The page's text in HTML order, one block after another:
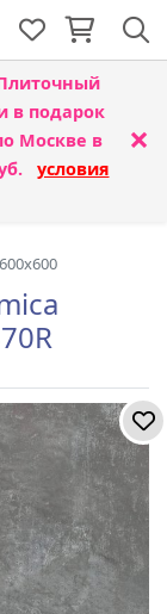
в подарок
Москве в
условия
×